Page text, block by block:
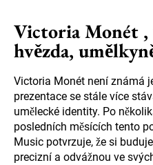
Victoria Monét ,
hvězda,
Victoria Monét není známá
prezentace se stále více
umělecké identity. Po
posledních měsících tento
Music potvrzuje, že si
precizní a odvážnou ve